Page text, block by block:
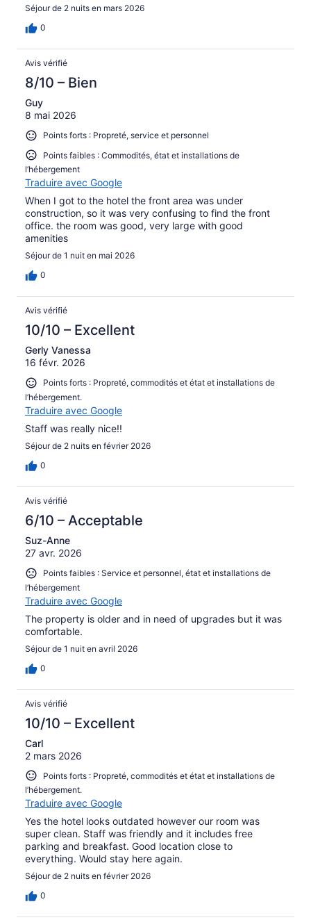
Séjour de 2 nuits en mars 2026
0
Avis vérifié
8/10 – Bien
Guy
8 mai 2026
Points forts : Propreté, service et personnel
Points faibles : Commodités, état et installations de
l’hébergement
Traduire avec Google
When I got to the hotel the front area was under
construction, so it was very confusing to find the front
office. the room was good, very large with good
amenities
Séjour de 1 nuit en mai 2026
0
Avis vérifié
10/10 – Excellent
Gerly Vanessa
16 févr. 2026
Points forts : Propreté, commodités et état et installations de
l’hébergement.
Traduire avec Google
Staff was really nice!!
Séjour de 2 nuits en février 2026
0
Avis vérifié
6/10 – Acceptable
Suz-Anne
27 avr. 2026
Points faibles : Service et personnel, état et installations de
l’hébergement
Traduire avec Google
The property is older and in need of upgrades but it was
comfortable.
Séjour de 1 nuit en avril 2026
0
Avis vérifié
10/10 – Excellent
Carl
2 mars 2026
Points forts : Propreté, commodités et état et installations de
l’hébergement.
Traduire avec Google
Yes the hotel looks outdated however our room was
super clean. Staff was friendly and it includes free
parking and breakfast. Good location close to
everything. Would stay here again.
Séjour de 2 nuits en février 2026
0